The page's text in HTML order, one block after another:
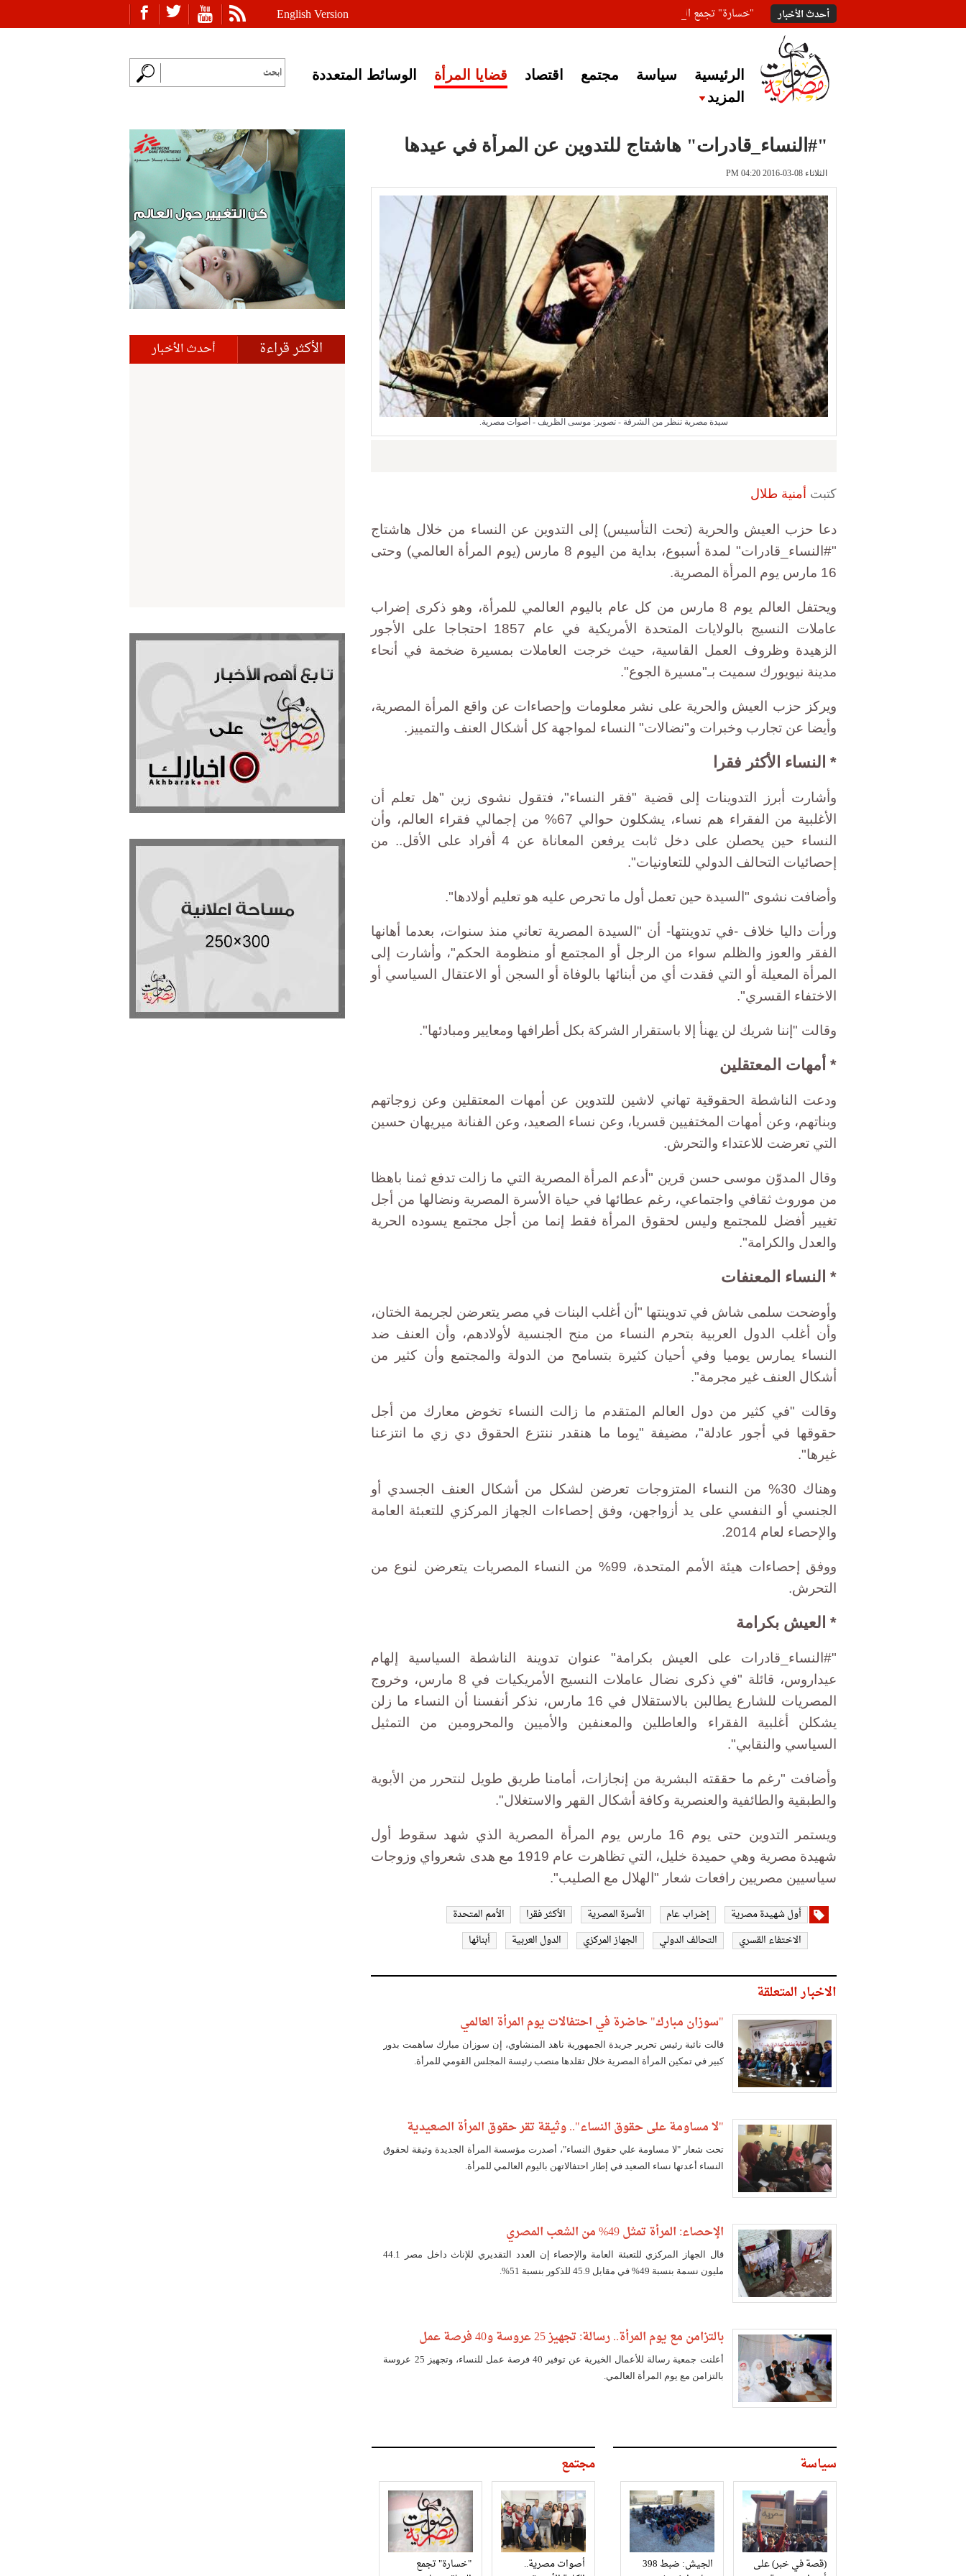
English Version أحدث الأخبار "خسارة" تجمع المعلقين على خبر إغلاق أصوات مصرية
الرئيسية سياسة مجتمع اقتصاد قضايا المرأة
الوسائط المتعددة
المزيد
"#النساء_قادرات" هاشتاج للتدوين عن المرأة في عيدها
الثلاثاء 08-03-2016 PM 04:20
سيدة مصرية تنظر من الشرفة - تصوير: موسى الظريف - أصوات مصرية.
كتبت أمنية طلال
دعا حزب العيش والحرية (تحت التأسيس) إلى التدوين عن النساء من خلال هاشتاج
"#النساء_قادرات" لمدة أسبوع، بداية من اليوم 8 مارس (يوم المرأة العالمي) وحتى
16 مارس يوم المرأة المصرية.
ويحتفل العالم يوم 8 مارس من كل عام باليوم العالمي للمرأة، وهو ذكرى إضراب
عاملات النسيج بالولايات المتحدة الأمريكية في عام 1857 احتجاجا على الأجور
الزهيدة وظروف العمل القاسية، حيث خرجت العاملات بمسيرة ضخمة في أنحاء
مدينة نيويورك سميت بـ"مسيرة الجوع".
ويركز حزب العيش والحرية على نشر معلومات وإحصاءات عن واقع المرأة المصرية،
وأيضا عن تجارب وخبرات و"نضالات" النساء لمواجهة كل أشكال العنف والتمييز.
* النساء الأكثر فقرا
وأشارت أبرز التدوينات إلى قضية "فقر النساء"، فتقول نشوى زين "هل تعلم أن
الأغلبية من الفقراء هم نساء، يشكلون حوالي 67% من إجمالي فقراء العالم، وأن
النساء حين يحصلن على دخل ثابت يرفعن المعاناة عن 4 أفراد على الأقل.. من
إحصائيات التحالف الدولي للتعاونيات".
وأضافت نشوى "السيدة حين تعمل أول ما تحرص عليه هو تعليم أولادها".
ورأت داليا خلاف -في تدوينتها- أن "السيدة المصرية تعاني منذ سنوات، بعدما أهانها
الفقر والعوز والظلم سواء من الرجل أو المجتمع أو منظومة الحكم"، وأشارت إلى
المرأة المعيلة أو التي فقدت أي من أبنائها بالوفاة أو السجن أو الاعتقال السياسي أو
الاختفاء القسري".
وقالت "إننا شريك لن يهنأ إلا باستقرار الشركة بكل أطرافها ومعايير ومبادئها".
* أمهات المعتقلين
ودعت الناشطة الحقوقية تهاني لاشين للتدوين عن أمهات المعتقلين وعن زوجاتهم
وبناتهم، وعن أمهات ‏المختفيين قسريا، وعن نساء الصعيد، وعن الفنانة ميريهان حسين
التي تعرضت للاعتداء والتحرش.
وقال المدوّن موسى حسن قرين "أدعم المرأة المصرية التي ما زالت تدفع ثمنا باهظا
من موروث ثقافي واجتماعي، رغم عطائها في حياة الأسرة المصرية ونضالها من أجل
تغيير أفضل للمجتمع وليس لحقوق المرأة فقط إنما من أجل مجتمع يسوده الحرية
والعدل والكرامة".
* النساء المعنفات
وأوضحت سلمى شاش في تدوينتها "أن أغلب البنات في مصر يتعرضن لجريمة الختان،
وأن أغلب الدول العربية بتحرم النساء من منح الجنسية لأولادهم، وأن العنف ضد
النساء يمارس يوميا وفي أحيان كثيرة بتسامح من الدولة والمجتمع وأن كثير من
أشكال العنف غير مجرمة".
وقالت "في كثير من دول العالم المتقدم ما زالت النساء تخوض معارك من أجل
حقوقها في أجور عادلة"، مضيفة "يوما ما هنقدر ننتزع الحقوق دي زي ما انتزعنا
غيرها".
وهناك 30% من النساء المتزوجات تعرضن لشكل من أشكال العنف الجسدي أو
الجنسي أو النفسي على يد أزواجهن، وفق إحصاءات الجهاز المركزي للتعبئة العامة
والإحصاء لعام 2014.
ووفق إحصاءات هيئة الأمم المتحدة، 99% من النساء المصريات يتعرضن لنوع من
التحرش.
* العيش بكرامة
"‫#‏النساء_قادرات على العيش بكرامة" عنوان تدوينة الناشطة السياسية إلهام
عيداروس، قائلة "في ذكرى نضال عاملات النسيج الأمريكيات في 8 مارس، وخروج
المصريات للشارع يطالبن بالاستقلال في 16 مارس، نذكر أنفسنا أن النساء ما زلن
يشكلن أغلبية الفقراء والعاطلين والمعنفين والأميين والمحرومين من التمثيل
السياسي والنقابي".
وأضافت "رغم ما حققته البشرية من إنجازات، أمامنا طريق طويل لنتحرر من الأبوية
والطبقية والطائفية والعنصرية وكافة أشكال القهر والاستغلال".
ويستمر التدوين حتى يوم 16 مارس يوم المرأة المصرية الذي شهد سقوط أول
شهيدة مصرية وهي حميدة خليل، التي تظاهرت عام 1919 مع هدى شعرواي وزوجات
سياسيين مصريين رافعات شعار "الهلال مع الصليب".
أول شهيدة مصرية إضراب عام الأسرة المصرية الأكثر فقرا
الأمم المتحدة
الاختفاء القسري
التحالف الدولي الجهاز المركزي الدول العربية أبنائها
الاخبار المتعلقة
"سوزان مبارك" حاضرة في احتفالات يوم المرأة العالمي
قالت نائبة رئيس تحرير جريدة الجمهورية ناهد المنشاوي، إن سوزان مبارك ساهمت بدور
كبير في تمكين المرأة المصرية خلال تقلدها منصب رئيسة المجلس القومي للمرأة.
"لا مساومة على حقوق النساء".. وثيقة تقر حقوق المرأة الصعيدية
تحت شعار "لا مساومة علي حقوق النساء"، أصدرت مؤسسة المرأة الجديدة وثيقة لحقوق
النساء أعدتها نساء الصعيد في إطار احتفالاتهن باليوم العالمي للمرأة.
الإحصاء: المرأة تمثل 49% من الشعب المصري
قال الجهاز المركزي للتعبئة العامة والإحصاء إن العدد التقديري للإناث داخل مصر 44.1
مليون نسمة بنسبة 49% في مقابل 45.9 للذكور بنسبة 51%.
بالتزامن مع يوم المرأة.. رسالة: تجهيز 25 عروسة و40 فرصة عمل
أعلنت جمعية رسالة للأعمال الخيرية عن توفير 40 فرصة عمل للنساء، وتجهيز 25 عروسة
بالتزامن مع يوم المرأة العالمي.
سياسة
(قصة في خبر) على
الجيش: ضبط 398
مجتمع
أصوات مصرية..
"خسارة" تجمع
الأكثر قراءة أحدث الأخبار